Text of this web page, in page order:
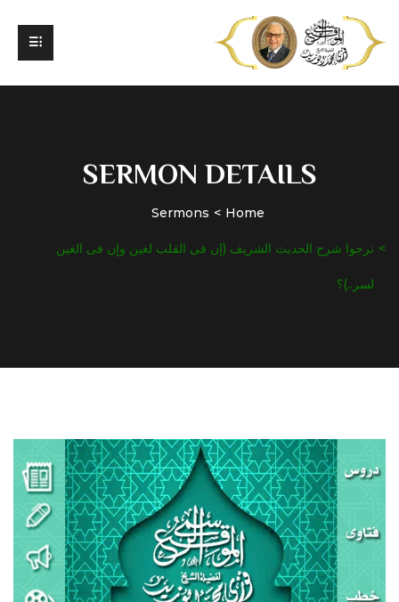
SERMON DETAILS
Home
Sermons
نرجوا شرح الحديث الشريف (إن فى القلب لغين وإن فى الغين
لسر..)؟